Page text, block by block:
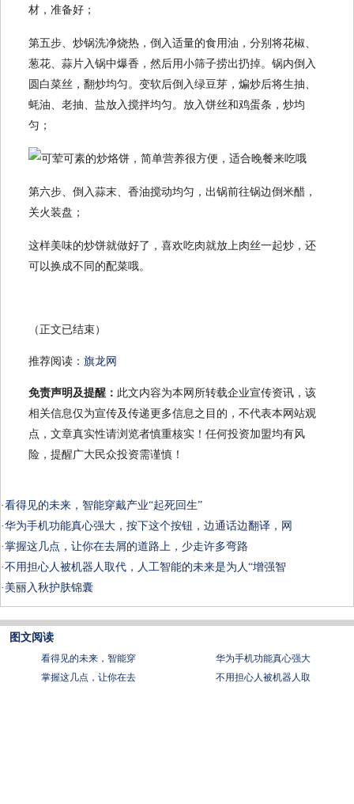
材，准备好；
第五步、炒锅洗净烧热，倒入适量的食用油，分别将花椒、
葱花、蒜片入锅中爆香，然后用小筛子捞出扔掉。锅内倒入
圆白菜丝，翻炒均匀。变软后倒入绿豆芽，煸炒后将生抽、
蚝油、老抽、盐放入搅拌均匀。放入饼丝和鸡蛋条，炒均
匀；
第六步、倒入蒜末、香油搅动均匀，出锅前往锅边倒米醋，
关火装盘；
这样美味的炒饼就做好了，喜欢吃肉就放上肉丝一起炒，还
可以换成不同的配菜哦。
（正文已结束）
推荐阅读： 旗龙网
免责声明及提醒： 此文内容为本网所转载企业宣传资讯，该
相关信息仅为宣传及传递更多信息之目的，不代表本网站观
点，文章真实性请浏览者慎重核实！任何投资加盟均有风
险，提醒广大民众投资需谨慎！
·看得见的未来，智能穿戴产业“起死回生”
·华为手机功能真心强大，按下这个按钮，边通话边翻译，网
·掌握这几点，让你在去屑的道路上，少走许多弯路
·不用担心人被机器人取代，人工智能的未来是为人“增强智
· 美丽入秋护肤锦囊
图文阅读
看得见的未来，智能穿
华为手机功能真心强大
掌握这几点，让你在去
不用担心人被机器人取